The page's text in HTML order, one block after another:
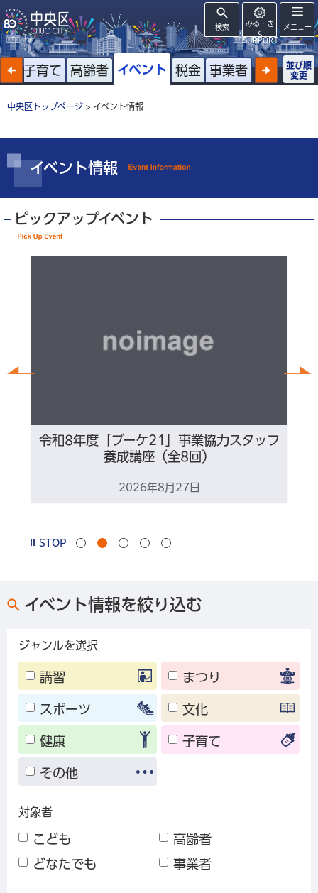
検索
みる・き
く
SUPPORT
メニュー
子育て 高齢者 イベント 税金 事業者
並び順
変更
中央区トップページ > イベント情報
イベント情報
ピックアップイベント
令和8年度「ブーケ21」事業協力スタッフ
養成講座（全8回）
2026年8月27日
STOP
イベント情報を絞り込む
ジャンルを選択
講習 まつり
スポーツ 文化
健康 子育て
その他
対象者
こども
高齢者
どなたでも
事業者